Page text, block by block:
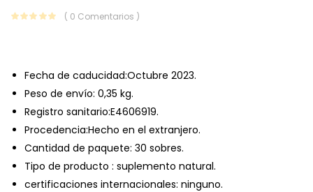
( 0 Comentarios )
Fecha de caducidad:Octubre 2023.
Peso de envío: 0,35 kg.
Registro sanitario:E4606919.
Procedencia:Hecho en el extranjero.
Cantidad de paquete: 30 sobres.
Tipo de producto : suplemento natural.
certificaciones internacionales: ninguno.